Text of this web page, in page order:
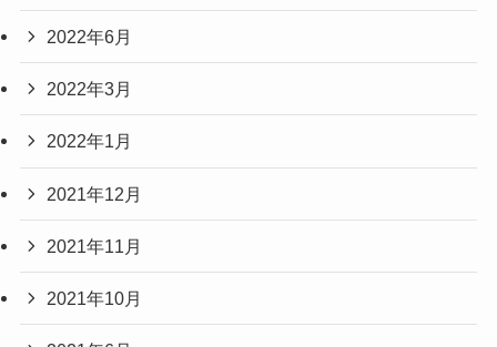
2022年6月
2022年3月
2022年1月
2021年12月
2021年11月
2021年10月